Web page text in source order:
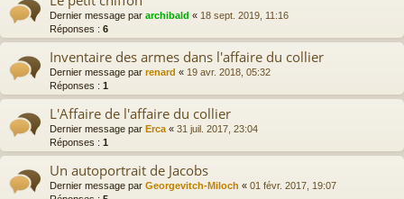
Dernier message par archibald « 18 sept. 2019, 11:16
Réponses : 6
Inventaire des armes dans l'affaire du collier
Dernier message par renard « 19 avr. 2018, 05:32
Réponses : 1
L'Affaire de l'affaire du collier
Dernier message par Erca « 31 juil. 2017, 23:04
Réponses : 1
Un autoportrait de Jacobs
Dernier message par Georgevitch-Miloch « 01 févr. 2017, 19:07